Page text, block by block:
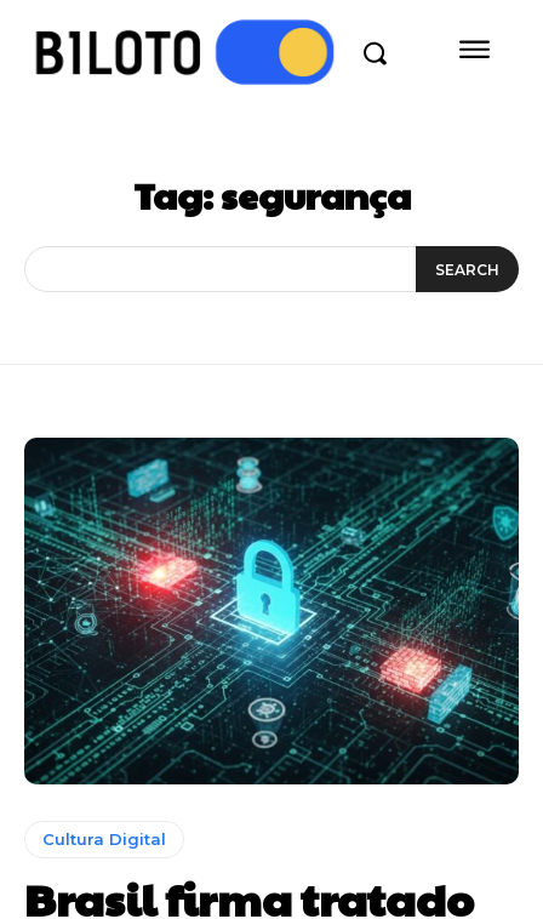
Tag:segurança
SEARCH
Cultura Digital
Brasil firma tratado